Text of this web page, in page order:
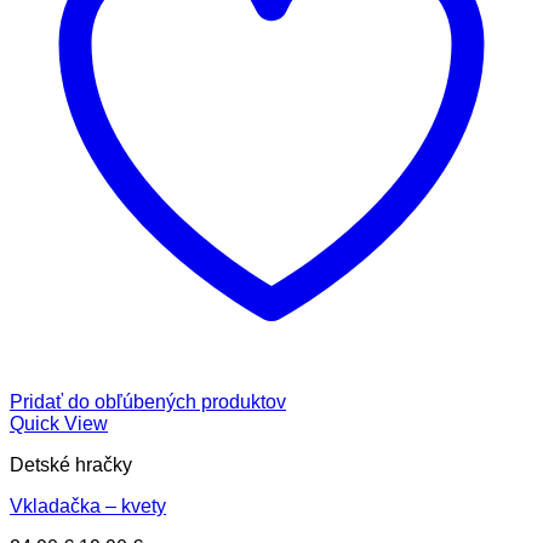
Pridať do obľúbených produktov
Quick View
Detské hračky
Vkladačka – kvety